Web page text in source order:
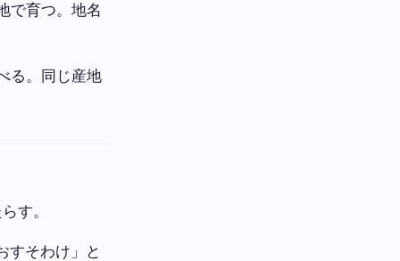
で育つ。地名
る。同じ産地
す。
すそわけ」と